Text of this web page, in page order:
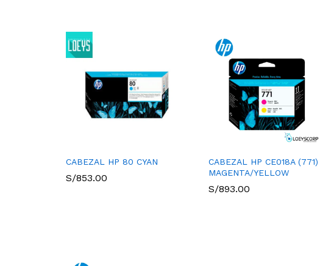
CABEZAL HP 80 CYAN
S/853.00
CABEZAL HP CE018A (771)
MAGENTA/YELLOW
S/893.00